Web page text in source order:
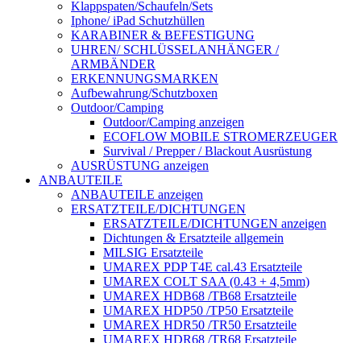
Klappspaten/Schaufeln/Sets
Iphone/ iPad Schutzhüllen
KARABINER & BEFESTIGUNG
UHREN/ SCHLÜSSELANHÄNGER /
ARMBÄNDER
ERKENNUNGSMARKEN
Aufbewahrung/Schutzboxen
Outdoor/Camping
Outdoor/Camping anzeigen
ECOFLOW MOBILE STROMERZEUGER
Survival / Prepper / Blackout Ausrüstung
AUSRÜSTUNG anzeigen
ANBAUTEILE
ANBAUTEILE anzeigen
ERSATZTEILE/DICHTUNGEN
ERSATZTEILE/DICHTUNGEN anzeigen
Dichtungen & Ersatzteile allgemein
MILSIG Ersatzteile
UMAREX PDP T4E cal.43 Ersatzteile
UMAREX COLT SAA (0.43 + 4,5mm)
UMAREX HDB68 /TB68 Ersatzteile
UMAREX HDP50 /TP50 Ersatzteile
UMAREX HDR50 /TR50 Ersatzteile
UMAREX HDR68 /TR68 Ersatzteile